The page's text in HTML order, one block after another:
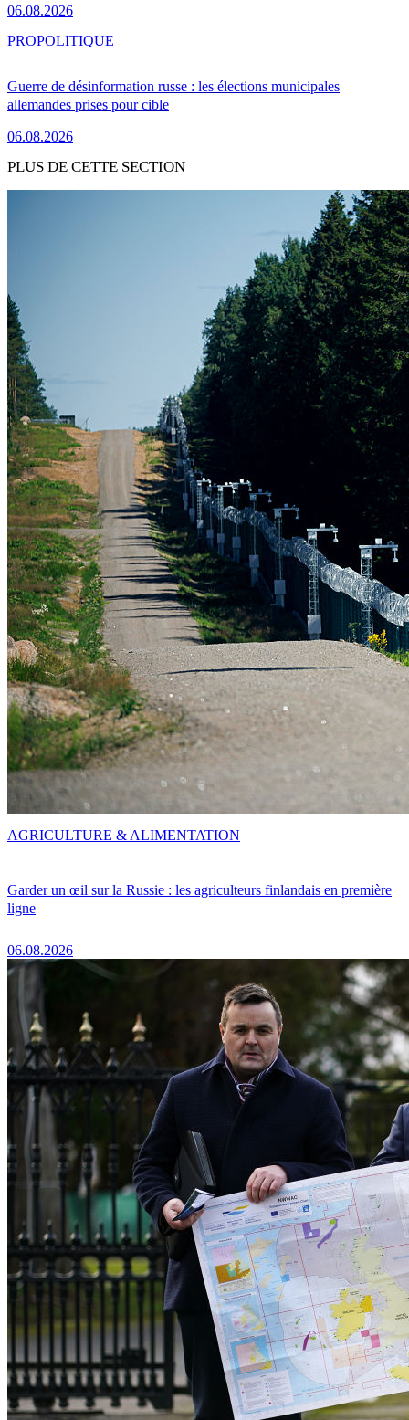
06.08.2026
Guerre de désinformation russe : les élections municipales
allemandes prises pour cible
06.08.2026
PROPOLITIQUE
PLUS DE CETTE SECTION
Garder un œil sur la Russie : les agriculteurs finlandais en première
ligne
06.08.2026
AGRICULTURE & ALIMENTATION